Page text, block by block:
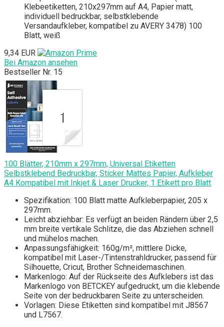
Klebeetiketten, 210x297mm auf A4, Papier matt,
individuell bedruckbar, selbstklebende
Versandaufkleber, kompatibel zu AVERY 3478) 100
Blatt, weiß
9,34 EUR
Bei Amazon ansehen
Bestseller Nr. 15
100 Blätter, 210mm x 297mm, Universal Etiketten
Selbstklebend Bedruckbar, Sticker Mattes Papier, Aufkleber
A4 Kompatibel mit Inkjet & Laser Drucker, 1 Etikett pro Blatt
Spezifikation: 100 Blatt matte Aufkleberpapier, 205 x
297mm.
Leicht abziehbar: Es verfügt an beiden Rändern über 2,5
mm breite vertikale Schlitze, die das Abziehen schnell
und mühelos machen.
Anpassungsfähigkeit: 160g/m², mittlere Dicke,
kompatibel mit Laser-/Tintenstrahldrucker, passend für
Silhouette, Cricut, Brother Schneidemaschinen.
Markenlogo: Auf der Rückseite des Aufklebers ist das
Markenlogo von BETCKEY aufgedruckt, um die klebende
Seite von der bedruckbaren Seite zu unterscheiden.
Vorlagen: Diese Etiketten sind kompatibel mit J8567
und L7567.